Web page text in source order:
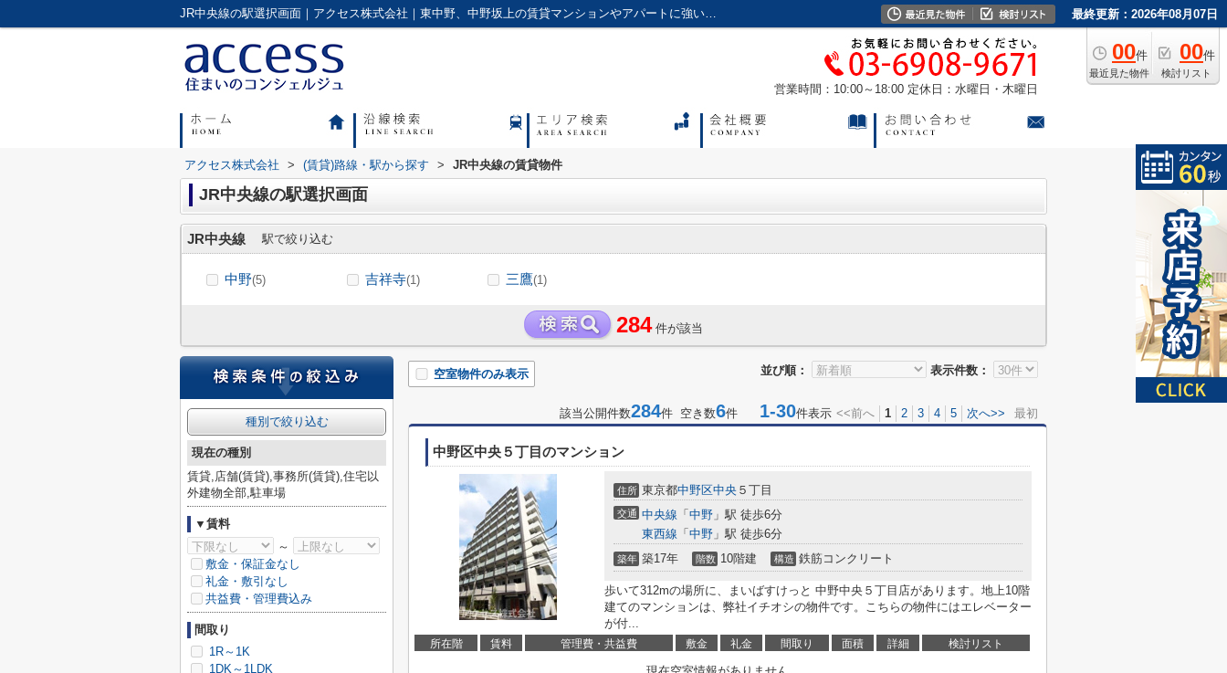
JR中央線の駅選択画面｜アクセス株式会社｜東中野、中野坂上の賃貸マンションやアパートに強い不動産会社 最終更新：2026年08月07日
00件
最近見た物件
00件
検討リスト
営業時間：10:00～18:00 定休日：水曜日・木曜日
アクセス株式会社 > (賃貸)路線・駅から探す > JR中央線の賃貸物件
JR中央線の駅選択画面
JR中央線 駅で絞り込む
中野(5) 吉祥寺(1) 三鷹(1)
284 件が該当
並び順： 表示件数：
空室物件のみ表示
該当公開件数284件 空き数6件 1-30件表示 <<前へ 1 2 3 4 5 次へ>> 最初
中野区中央５丁目のマンション
住所 東京都中野区中央 ５丁目
交通 中央線 「 中野 」駅 徒歩6分
東西線 「 中野 」駅 徒歩6分
築年 築17年 階数 10階建 構造 鉄筋コンクリート
歩いて312mの場所に、まいばすけっと 中野中央５丁目店があります。地上10階
建てのマンションは、弊社イチオシの物件です。こちらの物件にはエレベーター
が付...
所在階 賃料 管理費・共益費 敷金 礼金 間取り 面積 詳細 検討リスト
種別で絞り込む
現在の種別
賃貸,店舗(賃貸),事務所(賃貸),住宅以
外建物全部,駐車場
▼賃料
～
敷金・保証金なし
礼金・敷引なし
共益費・管理費込み
間取り
1R～1K
1DK～1LDK